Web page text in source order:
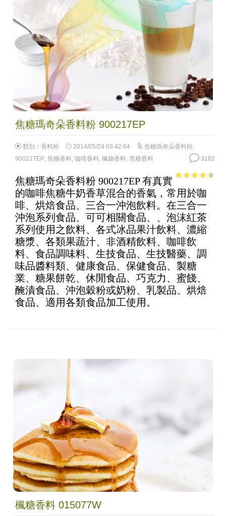
焦糖瑪奇朵香料粉 900217EP
類別： 香料粉 2014/05/24 03:42:04 焦糖瑪奇朵香料粉,
900217EP, 焦糖香料 咖啡香料 楓糖香料 黑糖香料 3182
5
焦糖瑪奇朵香料粉 900217EP 有真實
的咖啡焦糖牛奶香草混合的香氣，常用於咖
啡、烘焙食品、三合一沖泡飲料。在三合一
沖泡系列食品、可可相關食品、、泡沫紅茶
系列使用之飲料、各式冰品果汁飲料、濃縮
糖漿、各類果蔬汁、非酒精飲料、咖啡飲
料、食品調味料、生技食品、生技醫藥、調
味品醬料類、健康食品、保健食品、製糖
業、糖果餅乾、休閒食品、巧克力、蜜餞、
醃漬食品、沖泡穀粉或奶粉、乳製品、烘焙
食品、適用各類食品加工使用。
楓糖香料 015077W